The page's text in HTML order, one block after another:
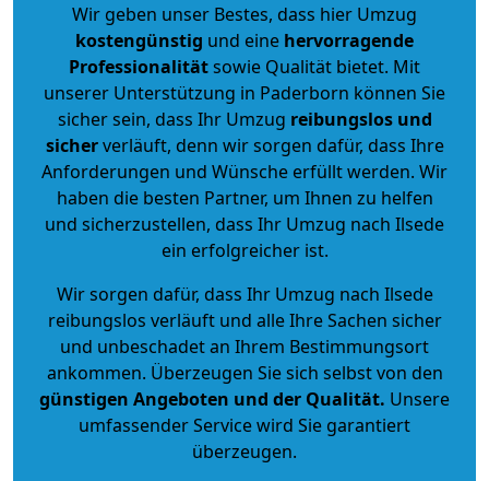
Wir geben unser Bestes, dass hier Umzug
kostengünstig und eine hervorragende
Professionalitätsowie Qualität bietet. Mit
unserer Unterstützung in Paderborn können Sie
sicher sein, dass Ihr Umzug reibungslos und
sicherverläuft, denn wir sorgen dafür, dass Ihre
Anforderungen und Wünsche erfüllt werden. Wir
haben die besten Partner, um Ihnen zu helfen
und sicherzustellen, dass Ihr Umzug nach Ilsede
ein erfolgreicher ist.
Wir sorgen dafür, dass Ihr Umzug nach Ilsede
reibungslos verläuft und alle Ihre Sachen sicher
und unbeschadet an Ihrem Bestimmungsort
ankommen. Überzeugen Sie sich selbst von den
günstigen Angeboten und der Qualität. Unsere
umfassender Service wird Sie garantiert
überzeugen.